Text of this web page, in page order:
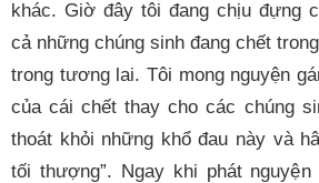
khác. Giờ đây tôi đang chịu đựng
cả những chúng sinh đang chết
trong tương lai. Tôi mong nguyện
của cái chết thay cho các chúng
thoát khỏi những khổ đau này và
tối thượng”. Ngay khi phát